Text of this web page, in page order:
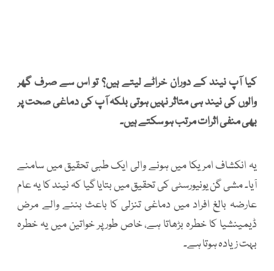
کیا آپ نیند کے دوران خراٹے لیتے ہیں؟ تو اس سے صرف گھر
والوں کی نیند ہی متاثر نہیں ہوتی بلکہ آپ کی دماغی صحت پر
بھی منفی اثرات مرتب ہو سکتے ہیں۔
یہ انکشاف امریکا میں ہونے والی ایک طبی تحقیق میں سامنے
آیا۔ مشی گن یونیورسٹی کی تحقیق میں بتایا گیا کہ نیند کا یہ عام
عارضہ بالغ افراد میں دماغی تنزلی کا باعث بننے والے مرض
ڈیمینشیا کا خطرہ بڑھاتا ہے، خاص طورپر خواتین میں یہ خطرہ
بہت زیادہ ہوتا ہے۔